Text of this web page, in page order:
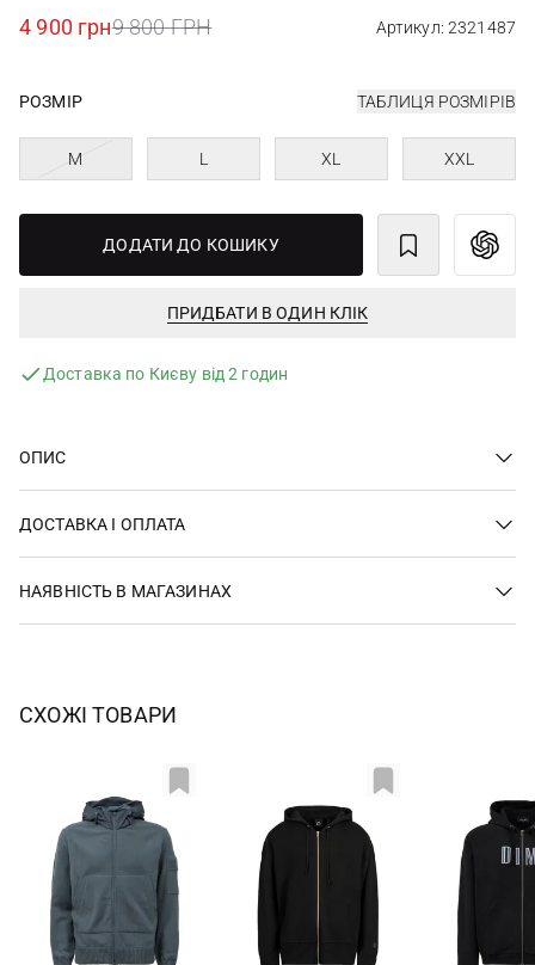
4 900 грн9 800 ГРН Артикул: 2321487
РОЗМІР ТАБЛИЦЯ РОЗМІРІВ
M L XL XXL
ДОДАТИ ДО КОШИКУ
ПРИДБАТИ В ОДИН КЛІК
Доставка по Києву від 2 годин
ОПИС
ДОСТАВКА І ОПЛАТА
НАЯВНІСТЬ В МАГАЗИНАХ
СХОЖІ ТОВАРИ